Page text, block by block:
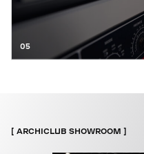
05
ARCHICLUB SHOWROOM